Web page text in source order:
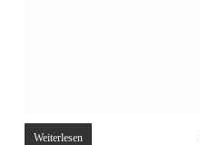
Weiterlesen